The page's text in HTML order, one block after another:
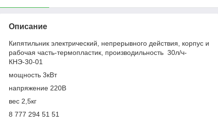
Описание
Кипятильник электрический, непрерывного действия, корпус и
рабочая часть-термопластик, производильность 30л/ч-
КНЭ-30-01
мощность 3кВт
напряжение 220В
вес 2,5кг
8 777 294 51 51